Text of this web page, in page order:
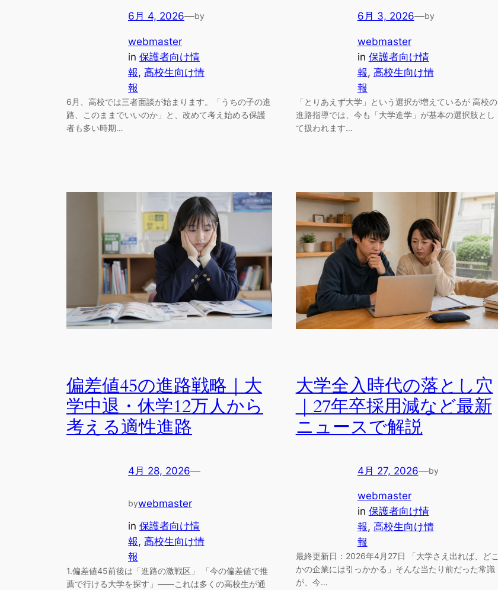
6月 4, 2026—by
webmaster
in 保護者向け情
報, 高校生向け情
報
6月、高校では三者面談が始まります。「うちの子の進
路、このままでいいのか」と、改めて考え始める保護
者も多い時期…
6月 3, 2026—by
webmaster
in 保護者向け情
報, 高校生向け情
報
「とりあえず大学」という選択が増えているが 高校の
進路指導では、今も「大学進学」が基本の選択肢とし
て扱われます…
偏差値45の進路戦略｜大
学中退・休学12万人から
考える適性進路
4月 28, 2026—
bywebmaster
in 保護者向け情
報, 高校生向け情
報
1.偏差値45前後は「進路の激戦区」 「今の偏差値で推
薦で行ける大学を探す」――これは多くの高校生が通
大学全入時代の落とし穴
｜27年卒採用減など最新
ニュースで解説
4月 27, 2026—by
webmaster
in 保護者向け情
報, 高校生向け情
報
最終更新日：2026年4月27日 「大学さえ出れば、どこ
かの企業には引っかかる」そんな当たり前だった常識
が、今…